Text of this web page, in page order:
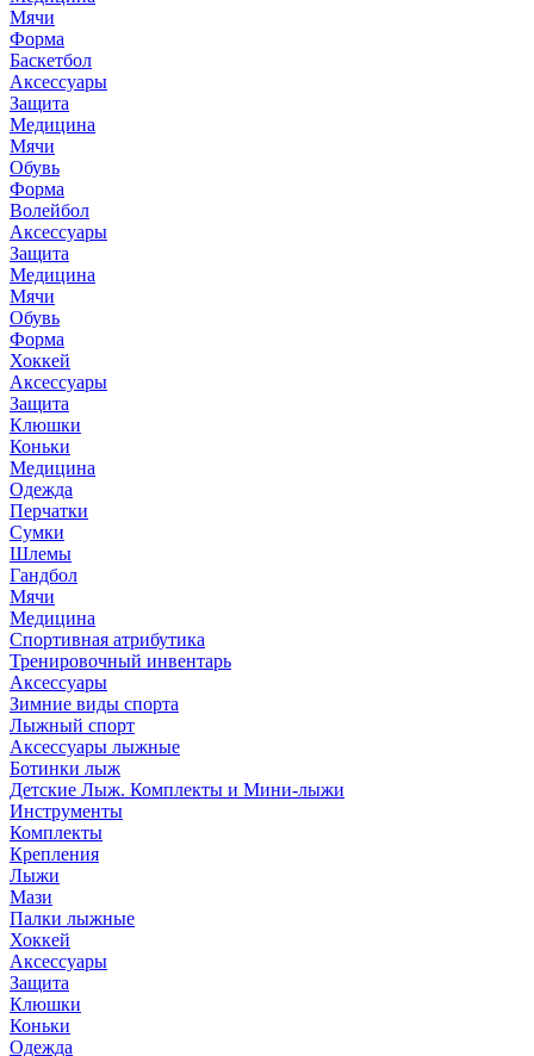
Мячи
Форма
Баскетбол
Аксессуары
Защита
Медицина
Мячи
Обувь
Форма
Волейбол
Аксессуары
Защита
Медицина
Мячи
Обувь
Форма
Хоккей
Аксессуары
Защита
Клюшки
Коньки
Медицина
Одежда
Перчатки
Сумки
Шлемы
Гандбол
Мячи
Медицина
Спортивная атрибутика
Тренировочный инвентарь
Аксессуары
Зимние виды спорта
Лыжный спорт
Аксессуары лыжные
Ботинки лыж
Детские Лыж. Комплекты и Мини-лыжи
Инструменты
Комплекты
Крепления
Лыжи
Мази
Палки лыжные
Хоккей
Аксессуары
Защита
Клюшки
Коньки
Одежда